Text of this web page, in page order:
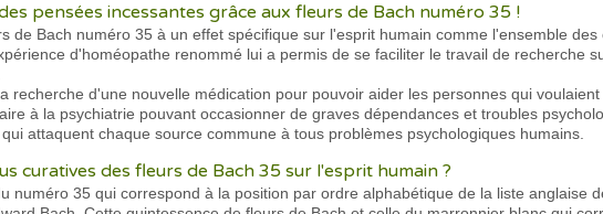
pensées incessantes grâce aux fleurs de Bach numéro 35 !
de Bach numéro 35 à un effet spécifique sur l'esprit humain comme l'ensemble
d'homéopathe renommé lui a permis de se faciliter le travail de recherche
recherche d'une nouvelle médication pour pouvoir aider les personnes qui
à la psychiatrie pouvant occasionner de graves dépendances et troubles
attaquent chaque source commune à tous problèmes psychologiques humains.
curatives des fleurs de Bach 35 sur l'esprit humain ?
numéro 35 qui correspond à la position par ordre alphabétique de la liste anglaise